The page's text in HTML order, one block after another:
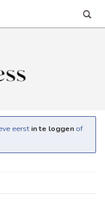
eerst in te loggen of